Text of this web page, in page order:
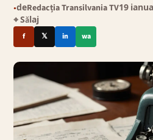
●deRedacția Transilvania TV19
⌖ Sălaj
f 𝕏 in wa